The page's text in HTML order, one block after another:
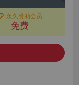
永久赞助会员
免费